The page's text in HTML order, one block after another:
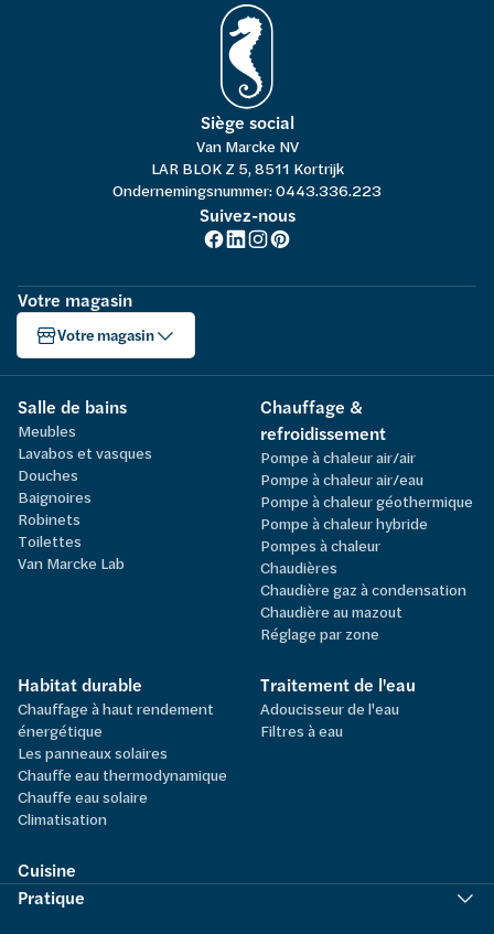
Siège social
Van Marcke NV
LAR BLOK Z 5, 8511 Kortrijk
Ondernemingsnummer: 0443.336.223
Suivez-nous
Votre magasin
Votre magasin
Salle de bains
Meubles
Lavabos et vasques
Douches
Baignoires
Robinets
Toilettes
Van Marcke Lab
Chauffage &
refroidissement
Pompe à chaleur air/air
Pompe à chaleur air/eau
Pompe à chaleur géothermique
Pompe à chaleur hybride
Pompes à chaleur
Chaudières
Chaudière gaz à condensation
Chaudière au mazout
Réglage par zone
Habitat durable
Chauffage à haut rendement
énergétique
Les panneaux solaires
Chauffe eau thermodynamique
Chauffe eau solaire
Climatisation
Traitement de l'eau
Adoucisseur de l'eau
Filtres à eau
Cuisine
Pratique